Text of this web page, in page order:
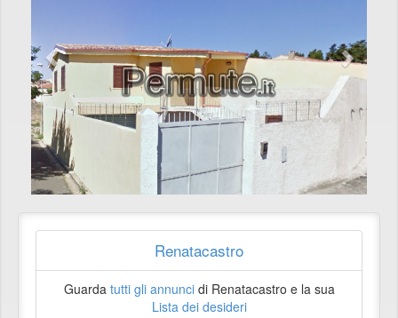
Renatacastro
Guarda tutti gli annuncidi Renatacastro e la sua
Lista dei desideri